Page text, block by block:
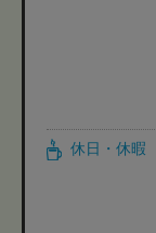
休日・休暇